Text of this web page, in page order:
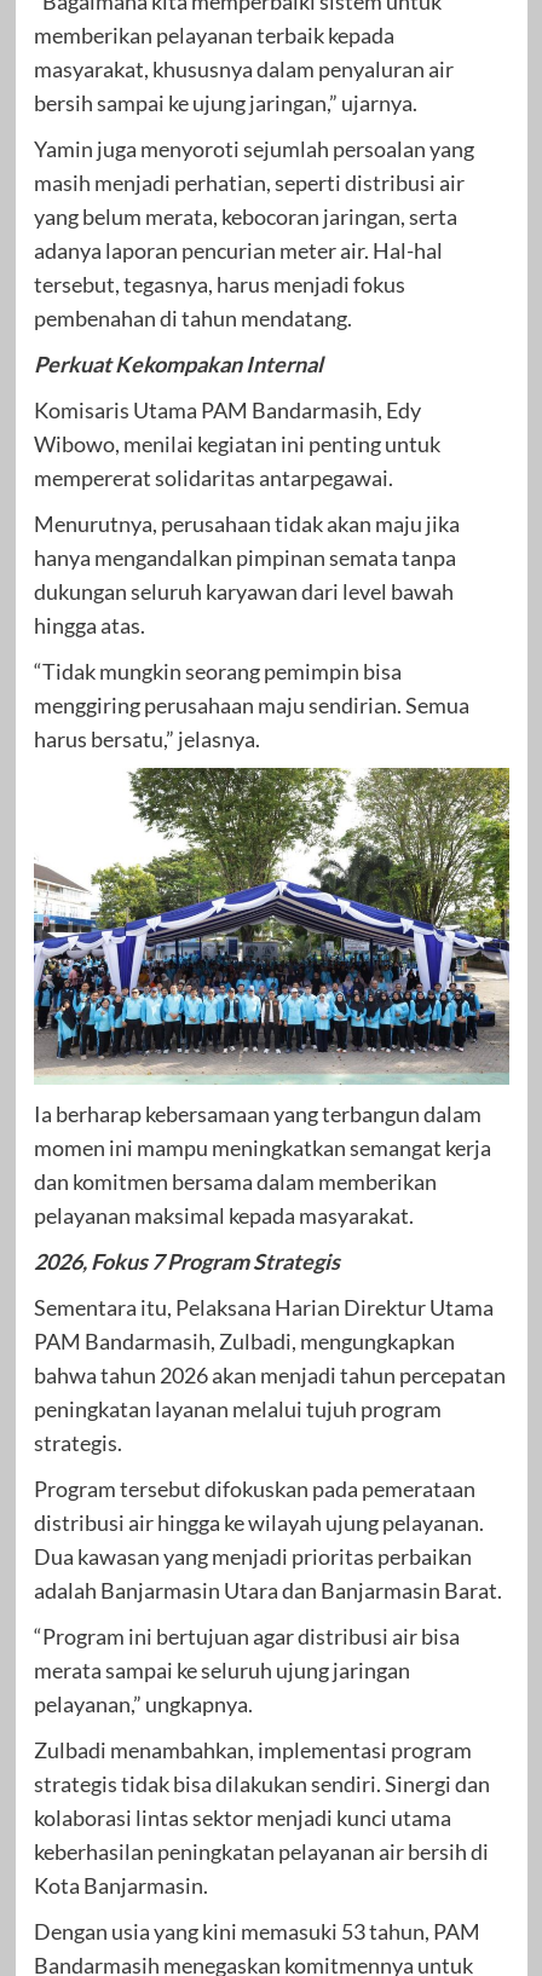
memberikan pelayanan terbaik kepada
masyarakat, khususnya dalam penyaluran air
bersih sampai ke ujung jaringan,” ujarnya.
Yamin juga menyoroti sejumlah persoalan yang
masih menjadi perhatian, seperti distribusi air
yang belum merata, kebocoran jaringan, serta
adanya laporan pencurian meter air. Hal-hal
tersebut, tegasnya, harus menjadi fokus
pembenahan di tahun mendatang.
Perkuat Kekompakan Internal
Komisaris Utama PAM Bandarmasih, Edy
Wibowo, menilai kegiatan ini penting untuk
mempererat solidaritas antarpegawai.
Menurutnya, perusahaan tidak akan maju jika
hanya mengandalkan pimpinan semata tanpa
dukungan seluruh karyawan dari level bawah
hingga atas.
“Tidak mungkin seorang pemimpin bisa
menggiring perusahaan maju sendirian. Semua
harus bersatu,” jelasnya.
Ia berharap kebersamaan yang terbangun dalam
momen ini mampu meningkatkan semangat kerja
dan komitmen bersama dalam memberikan
pelayanan maksimal kepada masyarakat.
2026, Fokus 7 Program Strategis
Sementara itu, Pelaksana Harian Direktur Utama
PAM Bandarmasih, Zulbadi, mengungkapkan
bahwa tahun 2026 akan menjadi tahun percepatan
peningkatan layanan melalui tujuh program
strategis.
Program tersebut difokuskan pada pemerataan
distribusi air hingga ke wilayah ujung pelayanan.
Dua kawasan yang menjadi prioritas perbaikan
adalah Banjarmasin Utara dan Banjarmasin Barat.
“Program ini bertujuan agar distribusi air bisa
merata sampai ke seluruh ujung jaringan
pelayanan,” ungkapnya.
Zulbadi menambahkan, implementasi program
strategis tidak bisa dilakukan sendiri. Sinergi dan
kolaborasi lintas sektor menjadi kunci utama
keberhasilan peningkatan pelayanan air bersih di
Kota Banjarmasin.
Dengan usia yang kini memasuki 53 tahun, PAM
Bandarmasih menegaskan komitmennya untuk